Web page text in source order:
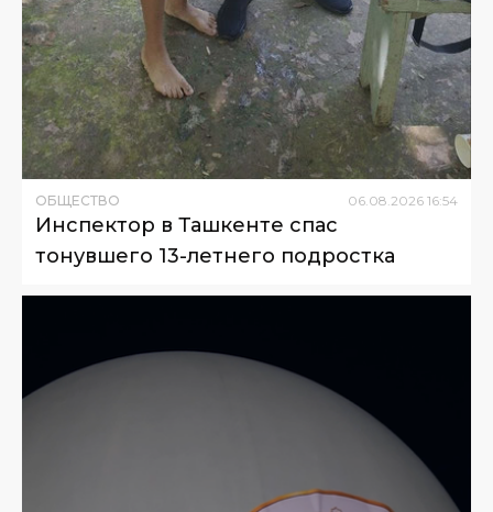
ОБЩЕСТВО 06 08 2026 16:54
Инспектор в Ташкенте спас
тонувшего 13-летнего подростка